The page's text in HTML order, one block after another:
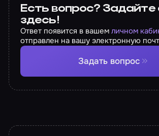
Есть вопрос? Задайте
здесь!
Ответ появится в вашем личном
отправлен на вашу электронную
Задать вопрос